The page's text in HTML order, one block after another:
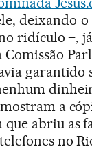
deixando-
ridículo –,
garantido
a
abriu as
no